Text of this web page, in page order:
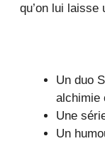
qu’on lui
Un duo
alchimie
Une
Un